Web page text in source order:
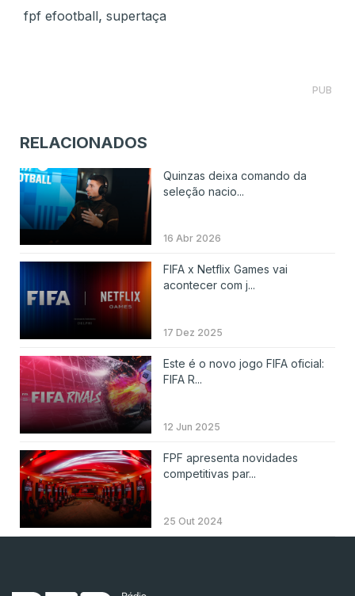
fpf efootball, supertaça
PUB
RELACIONADOS
Quinzas deixa comando da
seleção nacio...
16 Abr 2026
FIFA x Netflix Games vai
acontecer com j...
17 Dez 2025
Este é o novo jogo FIFA oficial:
FIFA R...
12 Jun 2025
FPF apresenta novidades
competitivas par...
25 Out 2024